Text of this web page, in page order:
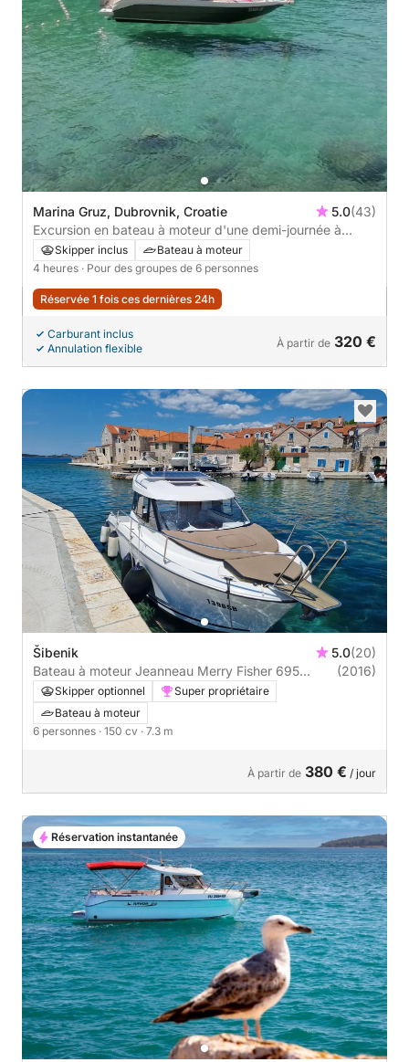
Marina Gruz, Dubrovnik, Croatie 5.0(43)
Excursion en bateau à moteur d'une demi-journée à
Dubrovnik
Skipper inclus
Bateau à moteur
4 heures · Pour des groupes de 6 personnes
Réservée 1 fois ces dernières 24h
Carburant inclus
Annulation flexible
À partir de 320 €
Šibenik 5.0(20)
Bateau à moteur Jeanneau Merry Fisher 695
150cv
(2016)
Skipper optionnel
Super propriétaire
Bateau à moteur
6 personnes · 150 cv · 7.3 m
À partir de 380 € / jour
Réservation instantanée